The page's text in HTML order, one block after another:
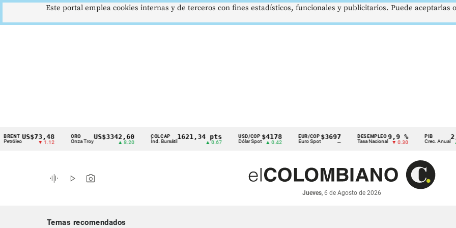
Cintillo
indicadores
económicos
US$73,48
▼ 1.12
ORO
Onza Troy
US$3342,60 COLCAP
Índ. Bursátil
1621,34 pts USD/COP
Dólar Spot
$4178
▲ 0.42
EUR/COP
Euro Spot
$3697
—
DESEMPLEO
Tasa Nacional
9,9 %
▼ 0.30
PIB
Crec. Anual
2,8 %
▲ 0.10
graphic_eq play_arrow photo_camera
Jueves, 6 de Agosto de 2026
Temas recomendados
Este portal emplea cookies internas y de terceros con fines estadísticos, funcionales y publicitarios. Puede aceptarlas